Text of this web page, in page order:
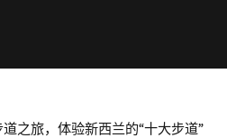
之旅，体验新西兰的“十大步道”